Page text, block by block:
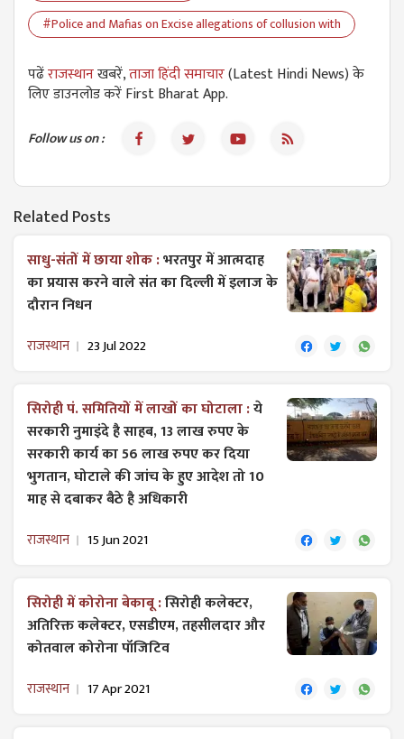
#Police and Mafias on Excise allegations of collusion with
पढेंराजस्थानखबरें,ताजा हिंदी समाचार(Latest Hindi News) के
लिए डाउनलोड करें First Bharat App.
Follow us on :
Related Posts
साधु-संतों में छाया शोक :भरतपुर में आत्मदाह
का प्रयास करने वाले संत का दिल्ली में इलाज के
दौरान निधन
राजस्थान 23 Jul 2022
सिरोही पं. समितियों में लाखों का घोटाला :ये
सरकारी नुमाइंदे है साहब, 13 लाख रुपए के
सरकारी कार्य का 56 लाख रुपए कर दिया
भुगतान, घोटाले की जांच के हुए आदेश तो 10
माह से दबाकर बैठे है अधिकारी
राजस्थान 15 Jun 2021
सिरोही में कोरोना बेकाबू :सिरोही कलेक्टर,
अतिरिक्त कलेक्टर, एसडीएम, तहसीलदार और
कोतवाल कोरोना पॉजिटिव
राजस्थान 17 Apr 2021